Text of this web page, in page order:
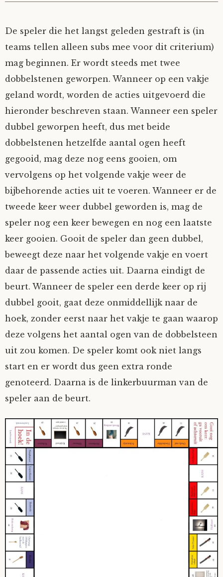
De speler die het langst geleden gestraft is (in
teams tellen alleen subs mee voor dit criterium)
mag beginnen. Er wordt steeds met twee
dobbelstenen geworpen. Wanneer op een vakje
geland wordt, worden de acties uitgevoerd die
hieronder beschreven staan. Wanneer een speler
dubbel geworpen heeft, dus met beide
dobbelstenen hetzelfde aantal ogen heeft
gegooid, mag deze nog eens gooien, om
vervolgens op het volgende vakje weer de
bijbehorende acties uit te voeren. Wanneer er de
tweede keer weer dubbel geworden is, mag de
speler nog een keer bewegen en nog een laatste
keer gooien. Gooit de speler dan geen dubbel,
beweegt deze naar het volgende vakje en voert
daar de passende acties uit. Daarna eindigt de
beurt. Wanneer de speler een derde keer op rij
dubbel gooit, gaat deze onmiddellijk naar de
hoek, zonder eerst naar het vakje te gaan waarop
deze volgens het aantal ogen van de dobbelsteen
uit zou komen. De speler komt ook niet langs
start en er wordt dus geen extra ronde
genoteerd. Daarna is de linkerbuurman van de
speler aan de beurt.